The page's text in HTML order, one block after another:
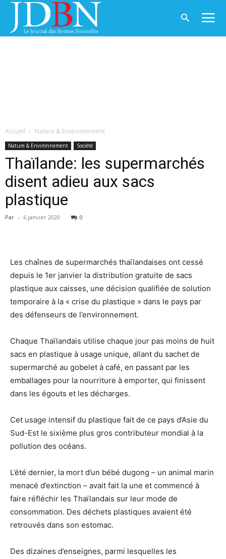
Accueil Nature & Environnement
Nature & Environnement Société
Thaïlande: les supermarchés
disent adieu aux sacs
plastique
Par - 6 janvier 2020 0
Les chaînes de supermarchés thaïlandaises ont cessé
depuis le 1er janvier la distribution gratuite de sacs
plastique aux caisses, une décision qualifiée de solution
temporaire à la « crise du plastique » dans le pays par
des défenseurs de l’environnement.
Chaque Thaïlandais utilise chaque jour pas moins de huit
sacs en plastique à usage unique, allant du sachet de
supermarché au gobelet à café, en passant par les
emballages pour la nourriture à emporter, qui finissent
dans les égouts et les décharges.
Cet usage intensif du plastique fait de ce pays d’Asie du
Sud-Est le sixième plus gros contributeur mondial à la
pollution des océans.
L’été dernier, la mort d’un bébé dugong – un animal marin
menacé d’extinction – avait fait la une et commencé à
faire réfléchir les Thaïlandais sur leur mode de
consommation. Des déchets plastiques avaient été
retrouvés dans son estomac.
Des dizaines d’enseignes, parmi lesquelles les